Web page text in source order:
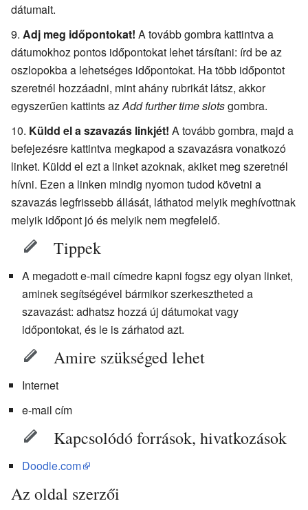
dátumait.
Adj meg időpontokat! A tovább gombra kattintva a
dátumokhoz pontos időpontokat lehet társítani: írd be az
oszlopokba a lehetséges időpontokat. Ha több időpontot
szeretnél hozzáadni, mint ahány rubrikát látsz, akkor
egyszerűen kattints az Add further time slotsgombra.
Küldd el a szavazás linkjét! A tovább gombra, majd a
befejezésre kattintva megkapod a szavazásra vonatkozó
linket. Küldd el ezt a linket azoknak, akiket meg szeretnél
hívni. Ezen a linken mindig nyomon tudod követni a
szavazás legfrissebb állását, láthatod melyik meghívottnak
melyik időpont jó és melyik nem megfelelő.
Tippek
A megadott e-mail címedre kapni fogsz egy olyan linket,
aminek segítségével bármikor szerkesztheted a
szavazást: adhatsz hozzá új dátumokat vagy
időpontokat, és le is zárhatod azt.
Amire szükséged lehet
Internet
e-mail cím
Kapcsolódó források, hivatkozások
Doodle.com
Az oldal szerzői